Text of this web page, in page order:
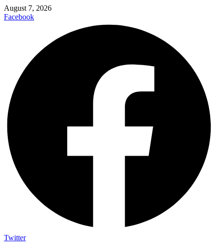
August 7, 2026
Facebook
Twitter